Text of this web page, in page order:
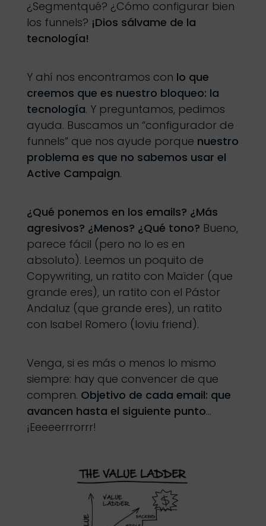
¿Segmentqué? ¿Cómo configurar bien
los funnels? ¡Dios sálvame de la
tecnología!
Y ahí nos encontramos con lo que
creemos que es nuestro bloqueo: la
tecnología. Y preguntamos, pedimos
ayuda. Buscamos un “configurador de
funnels” que nos ayude porque nuestro
problema es que no sabemos usar el
Active Campaign.
¿Qué ponemos en los emails? ¿Más
agresivos? ¿Menos? ¿Qué tono? Bueno,
parece fácil (pero no lo es en
absoluto). Leemos un poquito de
Copywriting, un ratito con Maïder (que
grande eres), un ratito con el Pástor
Andaluz (que grande eres), un ratito
con Isabel Romero (loviu friend).
Venga, si es más o menos lo mismo
siempre: hay que convencer de que
compren. Objetivo de cada email: que
avancen hasta el siguiente punto…
¡Eeeeerrrorrr!